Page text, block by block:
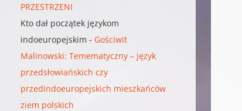
PRZESTRZENI
Kto dał początek językom
indoeuropejskim - Gościwit
Malinowski: Temematyczny – język
przedsłowiańskich czy
przedindoeuropejskich mieszkańców
ziem polskich